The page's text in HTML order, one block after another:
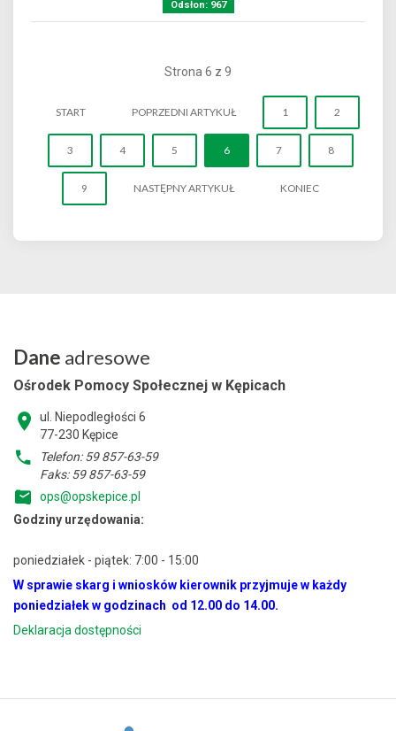
Odsłon: 967
Strona 6 z 9
START POPRZEDNI ARTYKUŁ 1 2
3 4 5 6 7 8
9 NASTĘPNY ARTYKUŁ KONIEC
Dane adresowe
Ośrodek Pomocy Społecznej w Kępicach
ul. Niepodległości 6
77-230 Kępice
Telefon: 59 857-63-59
Faks: 59 857-63-59
ops@opskepice.pl
Godziny urzędowania:
poniedziałek - piątek: 7:00 - 15:00
W sprawie skarg i wniosków kierownik przyjmuje w każdy
poniedziałek w godzinach od 12.00 do 14.00.
Deklaracja dostępności